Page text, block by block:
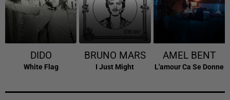
DIDO
White Flag
BRUNO MARS
I Just Might
AMEL BENT
L'amour Ca Se Donne